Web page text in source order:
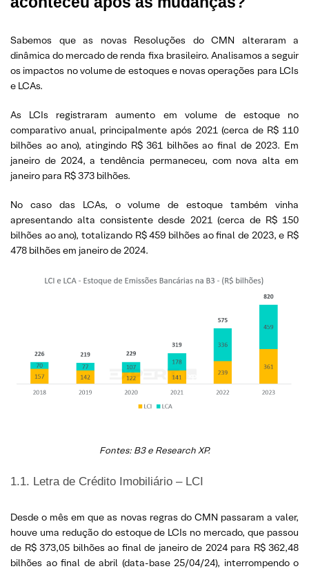
Sabemos que as novas Resoluções do CMN alteraram a
dinâmica do mercado de renda fixa brasileiro. Analisamos a seguir
os impactos no volume de estoques e novas operações para LCIs
e LCAs.
As LCIs registraram aumento em volume de estoque no
comparativo anual, principalmente após 2021 (cerca de R$ 110
bilhões ao ano), atingindo R$ 361 bilhões ao final de 2023. Em
janeiro de 2024, a tendência permaneceu, com nova alta em
janeiro para R$ 373 bilhões.
No caso das LCAs, o volume de estoque também vinha
apresentando alta consistente desde 2021 (cerca de R$ 150
bilhões ao ano), totalizando R$ 459 bilhões ao final de 2023, e R$
478 bilhões em janeiro de 2024.
Fontes: B3 e Research XP.
1.1. Letra de Crédito Imobiliário – LCI
Desde o mês em que as novas regras do CMN passaram a valer,
houve uma redução do estoque de LCIs no mercado, que passou
de R$ 373,05 bilhões ao final de janeiro de 2024 para R$ 362,48
bilhões ao final de abril (data-base 25/04/24), interrompendo o